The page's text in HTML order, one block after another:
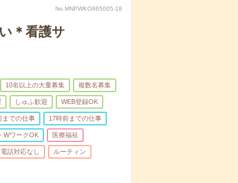
No.MNPWKO865005-18
＊看護サ
10名以上の大量募集 複数名募集
しゅふ歓迎 WEB登録OK
までの仕事 17時前までの仕事
WワークOK 医療福祉
電話対応なし ルーティン